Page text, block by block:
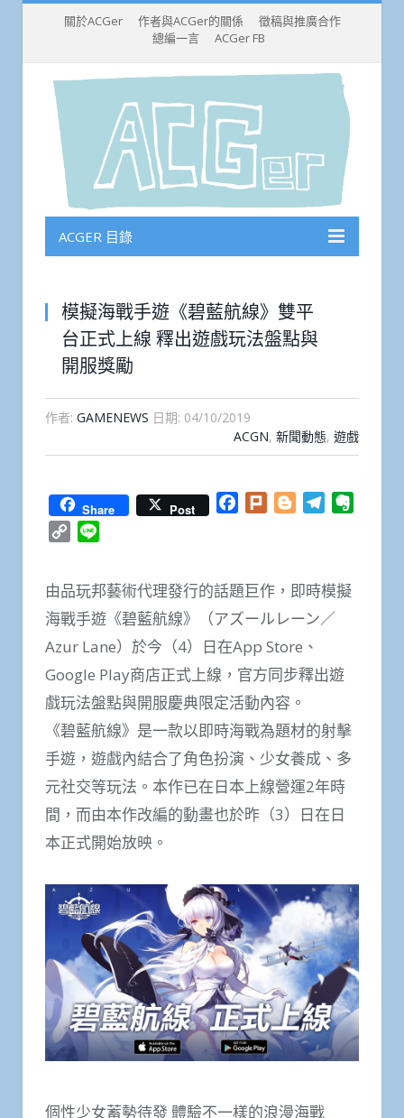
關於ACGer 作者與ACGer的關係
徵稿與推廣合作
總編一言
ACGer FB
ACGER 目錄
模擬海戰手遊《碧藍航線》雙平
台正式上線 釋出遊戲玩法盤點與
開服獎勵
作者: GAMENEWS 日期: 04/10/2019
ACGN, 新聞動態, 遊戲
Share Post Facebook
Plurk BloggerTelegram
Copy
由品玩邦藝術代理發行的話題巨作，即時模擬
海戰手遊《碧藍航線》（アズールレーン／
Azur Lane）於今（4）日在App Store、
Google Play商店正式上線，官方同步釋出遊
戲玩法盤點與開服慶典限定活動內容。
《碧藍航線》是一款以即時海戰為題材的射擊
手遊，遊戲內結合了角色扮演、少女養成、多
元社交等玩法。本作已在日本上線營運2年時
間，而由本作改編的動畫也於昨（3）日在日
本正式開始放映。
個性少女蓄勢待發 體驗不一樣的浪漫海戰